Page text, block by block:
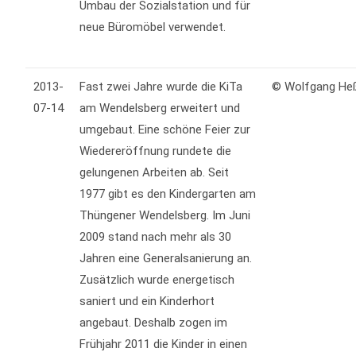
Umbau der Sozialstation und für
neue Büromöbel verwendet.
2013-
07-14
Fast zwei Jahre wurde die KiTa
am Wendelsberg erweitert und
umgebaut. Eine schöne Feier zur
Wiedereröffnung rundete die
gelungenen Arbeiten ab. Seit
1977 gibt es den Kindergarten am
Thüngener Wendelsberg. Im Juni
2009 stand nach mehr als 30
Jahren eine Generalsanierung an.
Zusätzlich wurde energetisch
saniert und ein Kinderhort
angebaut. Deshalb zogen im
Frühjahr 2011 die Kinder in einen
© Wolfgang